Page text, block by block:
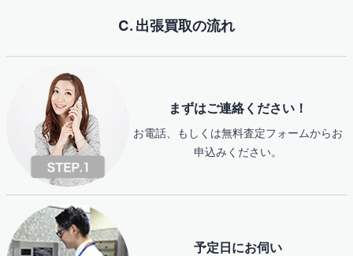
C. 出張買取の流れ
まずはご連絡ください！
お電話、もしくは無料査定フォームからお
申込みください。
予定日にお伺い